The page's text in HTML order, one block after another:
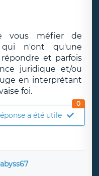
vous méfier de
qui n'ont qu'une
et parfois
juridique et/ou
en interprétant
foi.
a été utile
0
abyss67